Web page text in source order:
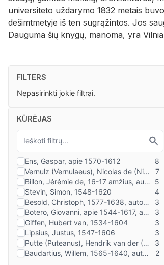
universiteto uždarymo 1832 metais
dešimtmetyje iš ten sugrąžintos. Jos
Dauguma šių knygų, manoma, yra
FILTERS
Nepasirinkti jokie filtrai.
KŪRĖJAS